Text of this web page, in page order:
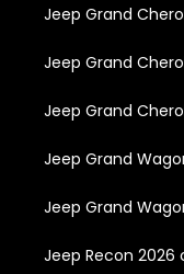
Jeep Grand
Jeep Grand
Jeep Grand
Jeep Grand
Jeep Grand
Jeep Recon